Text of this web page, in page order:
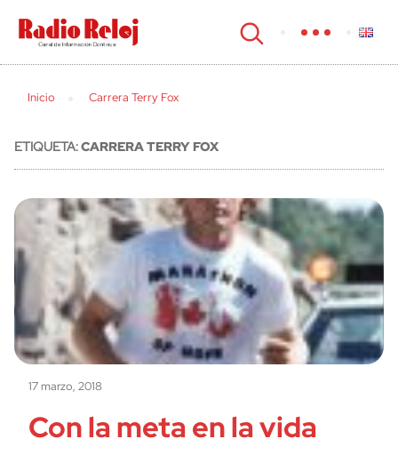
cerrar
Inicio Carrera Terry Fox
ETIQUETA:CARRERA TERRY FOX
17 marzo, 2018
Con la meta en la vida